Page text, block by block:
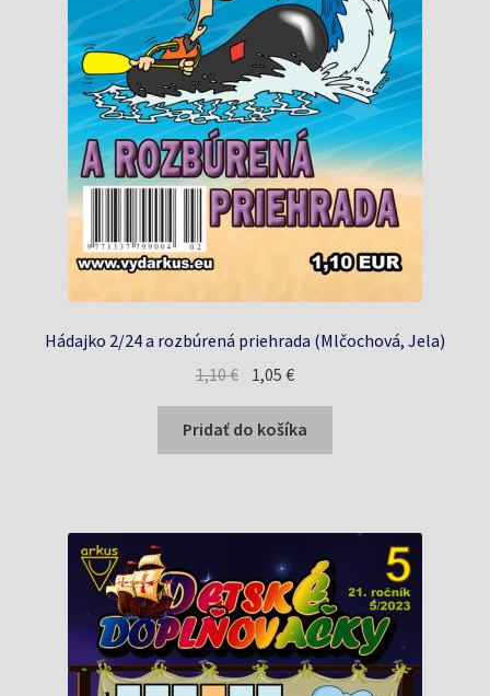
Hádajko 2/24 a rozbúrená priehrada (Mlčochová, Jela)
1,10€ Pôvodná
bola:
1,10 €.
1,05€Aktuálna
je:
1,05 €.
Pridať do košíka